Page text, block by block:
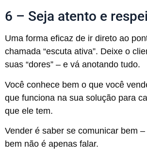
6 – Seja atento e
Uma forma eficaz de ir direto ao
chamada “escuta ativa”. Deixe o
suas “dores” – e vá anotando tudo.
Você conhece bem o que você
que funciona na sua solução para
que ele tem.
Vender é saber se comunicar bem
bem não é apenas falar.